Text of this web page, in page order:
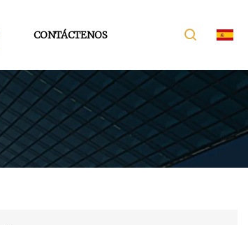
CONTÁCTENOS